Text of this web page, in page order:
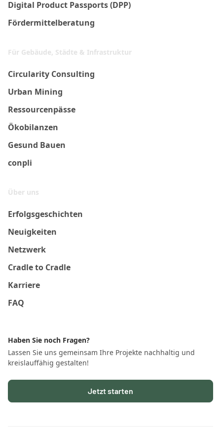
Digital Product Passports (DPP)
Fördermittelberatung
Für Gebäude, Städte & Infrastruktur
Circularity Consulting
Urban Mining
Ressourcenpässe
Ökobilanzen
Gesund Bauen
conpli
Über uns
Erfolgsgeschichten
Neuigkeiten
Netzwerk
Cradle to Cradle
Karriere
FAQ
Haben Sie noch Fragen?
Lassen Sie uns gemeinsam Ihre Projekte nachhaltig und
kreislauffähig gestalten!
Jetzt starten